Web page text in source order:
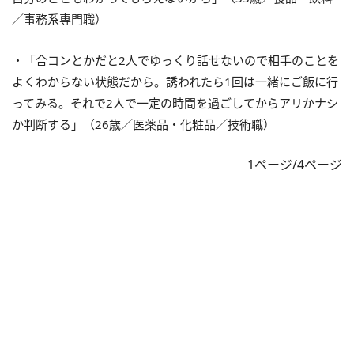
／事務系専門職）
・「合コンとかだと2人でゆっくり話せないので相手のことを
よくわからない状態だから。誘われたら1回は一緒にご飯に行
ってみる。それで2人で一定の時間を過ごしてからアリかナシ
か判断する」（26歳／医薬品・化粧品／技術職）
1ページ/4ページ